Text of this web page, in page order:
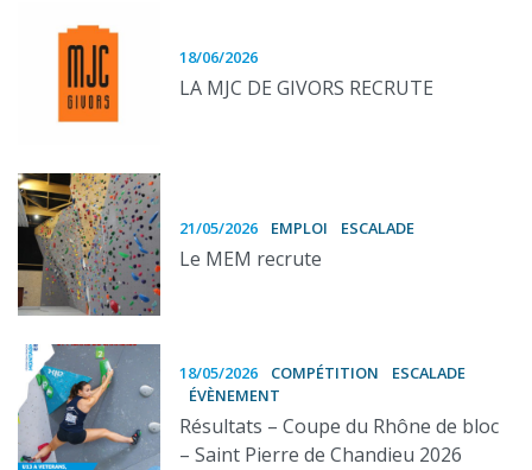
18/06/2026
LA MJC DE GIVORS RECRUTE
21/05/2026 EMPLOI ESCALADE
Le MEM recrute
18/05/2026 COMPÉTITION
ESCALADE
ÉVÈNEMENT
Résultats – Coupe du Rhône de bloc
– Saint Pierre de Chandieu 2026